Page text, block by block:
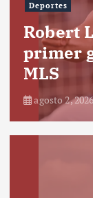
Deportes
Robert
primer
MLS
agosto 2,